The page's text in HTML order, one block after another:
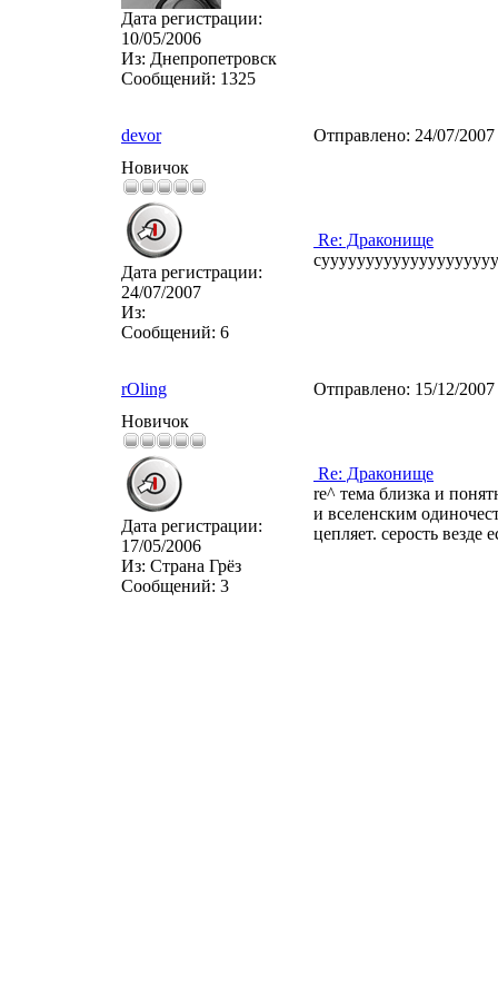
Дата регистрации:
10/05/2006
Из: Днепропетровск
Сообщений: 1325
devor Отправлено: 24/07/
Новичок
Дата регистрации:
24/07/2007
Из:
Сообщений: 6
Re: Драконище
rOling Отправлено: 15/12/
Новичок
Дата регистрации:
17/05/2006
Из: Страна Грёз
Сообщений: 3
Re: Драконище
re^ тема близка и
и вселенским
цепляет. серость везде